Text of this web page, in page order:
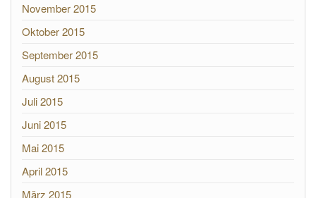
November 2015
Oktober 2015
September 2015
August 2015
Juli 2015
Juni 2015
Mai 2015
April 2015
März 2015